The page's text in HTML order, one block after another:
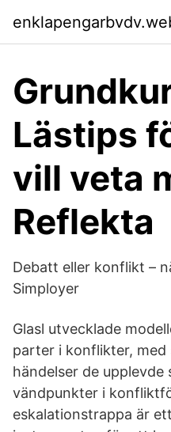
Lästips
vill veta
Reflekta
Debatt eller konflikt –
Simployer
Glasl utvecklade
parter i konflikter,
händelser de upplevde
vändpunkter i
eskalationstrappa är